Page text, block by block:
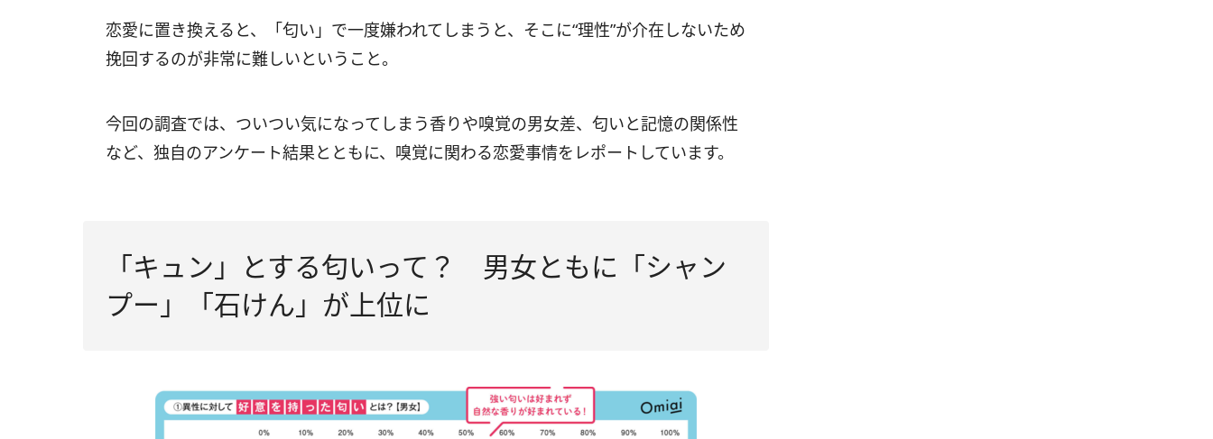
恋愛に置き換えると、「匂い」で一度嫌われてしまうと、そこに“理性”が介在しないため
挽回するのが非常に難しいということ。
今回の調査では、ついつい気になってしまう香りや嗅覚の男女差、匂いと記憶の関係性
など、独自のアンケート結果とともに、嗅覚に関わる恋愛事情をレポートしています。
「キュン」とする匂いって？ 男女ともに「シャン
プー」「石けん」が上位に